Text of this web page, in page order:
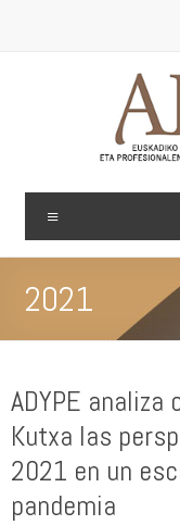
ADYPE
2021
ADYPE analiza
Kutxa las
2021 en un
pandemia